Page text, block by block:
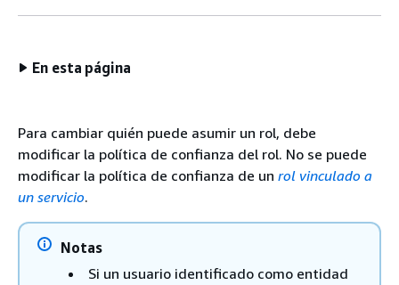
En esta página
Para cambiar quién puede asumir un rol, debe
modificar la política de confianza del rol. No se puede
modificar la política de confianza de un rol vinculado a
un servicio.
Notas
Si un usuario identificado como entidad